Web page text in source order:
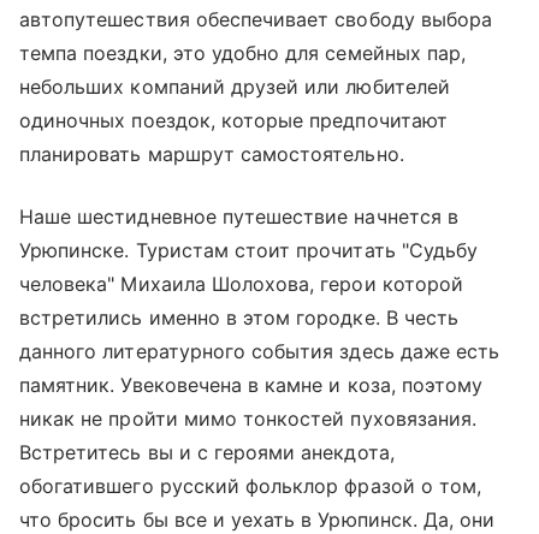
автопутешествия обеспечивает свободу выбора
темпа поездки, это удобно для семейных пар,
небольших компаний друзей или любителей
одиночных поездок, которые предпочитают
планировать маршрут самостоятельно.
Наше шестидневное путешествие начнется в
Урюпинске. Туристам стоит прочитать "Судьбу
человека" Михаила Шолохова, герои которой
встретились именно в этом городке. В честь
данного литературного события здесь даже есть
памятник. Увековечена в камне и коза, поэтому
никак не пройти мимо тонкостей пуховязания.
Встретитесь вы и с героями анекдота,
обогатившего русский фольклор фразой о том,
что бросить бы все и уехать в Урюпинск. Да, они